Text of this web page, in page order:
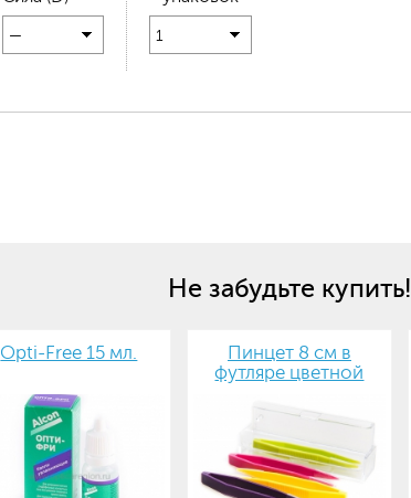
— 1
Не забудьте купить!
Opti-Free 15 мл.
Пинцет 8 см в
футляре цветной